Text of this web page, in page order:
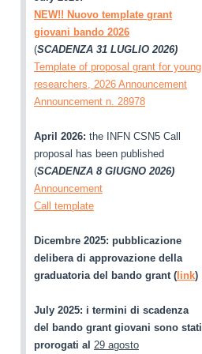
NEW!! Nuovo template grant
giovani bando 2026
(SCADENZA 31 LUGLIO 2026)
Template of proposal grant for young
researchers, 2026 Announcement
Announcement n. 28978
April 2026: the INFN CSN5 Call
proposal has been published
(SCADENZA 8 GIUGNO 2026)
Announcement
Call template
Dicembre 2025: pubblicazione
delibera di approvazione della
graduatoria del bando grant ( link)
July 2025: i termini di scadenza
del bando grant giovani sono stati
prorogati al 29 agosto